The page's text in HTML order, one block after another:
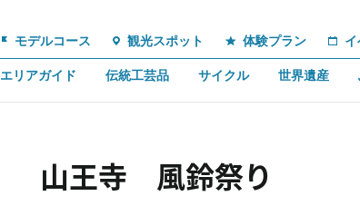
モデルコース 観光スポット 体験プラン
エリアガイド 伝統工芸品 サイクル 世界遺産
山王寺 風鈴祭り